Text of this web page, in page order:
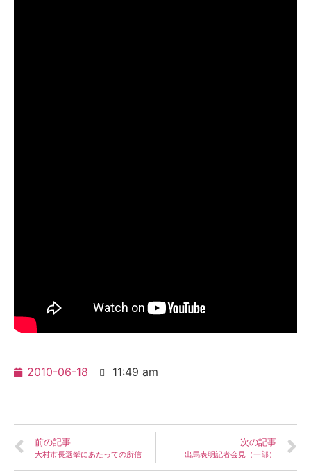
2010-06-18 11:49 am
前の記事
大村市長選挙にあたっての所信
次の記事
出馬表明記者会見（一部）